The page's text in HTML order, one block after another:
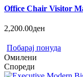
Office Chair Visitor
2,200.00ден
Побарај понуда
Омилени
Спореди